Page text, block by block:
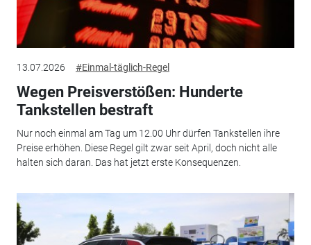
13.07.2026 #Einmal-täglich-Regel
Wegen Preisverstößen: Hunderte
Tankstellen bestraft
Nur noch einmal am Tag um 12.00 Uhr dürfen Tankstellen ihre
Preise erhöhen. Diese Regel gilt zwar seit April, doch nicht alle
halten sich daran. Das hat jetzt erste Konsequenzen.